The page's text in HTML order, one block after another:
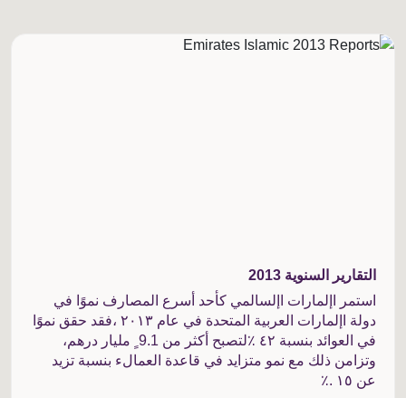
التقارير السنوية 2013
استمر اإلمارات اإلسالمي كأحد أسرع المصارف نموًا في
دولة اإلمارات العربية المتحدة في عام ٢٠١٣ ،فقد حقق نموًا
في العوائد بنسبة ٤٢ ٪لتصبح أكثر من 9.1 ٍ مليار درهم،
وتزامن ذلك مع نمو متزايد في قاعدة العمالء بنسبة تزيد
عن ١٥ .٪